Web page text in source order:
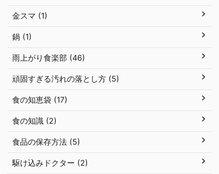
金スマ (1)
鍋 (1)
雨上がり食楽部 (46)
頑固すぎる汚れの落とし方 (5)
食の知恵袋 (17)
食の知識 (2)
食品の保存方法 (5)
駆け込みドクター (2)